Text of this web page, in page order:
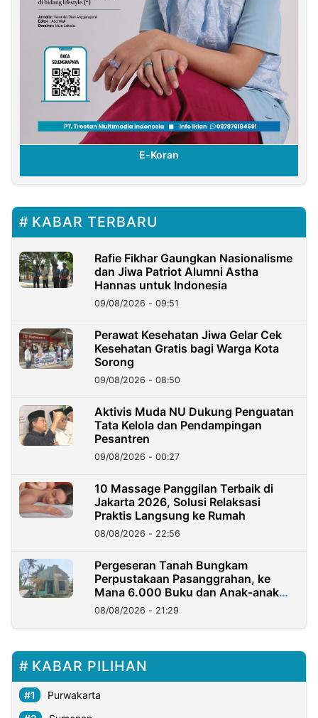
E-Koran
KABAR TERBARU
Rafie Fikhar Gaungkan Nasionalisme
dan Jiwa Patriot Alumni Astha
Hannas untuk Indonesia
09/08/2026 - 09:51
Perawat Kesehatan Jiwa Gelar Cek
Kesehatan Gratis bagi Warga Kota
Sorong
09/08/2026 - 08:50
Aktivis Muda NU Dukung Penguatan
Tata Kelola dan Pendampingan
Pesantren
09/08/2026 - 00:27
10 Massage Panggilan Terbaik di
Jakarta 2026, Solusi Relaksasi
Praktis Langsung ke Rumah
08/08/2026 - 22:56
Pergeseran Tanah Bungkam
Perpustakaan Pasanggrahan, ke
Mana 6.000 Buku dan Anak-anak
Kini?
08/08/2026 - 21:29
KABAR PILIHAN
Purwakarta